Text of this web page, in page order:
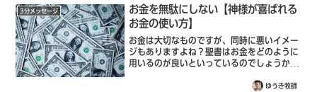
（詩篇 127:3）主の賜物とは、神様か...
3分メッセージ
お金を無駄にしない【神様が喜ばれる
お金の使い方】
お金は大切なものですが、同時に悪いイメー
ジもありますよね？聖書はお金をどのように
用いるのが良いといっているのでしょうか？
で、自分のために友をつくりなさい。そうす
ゆうき牧師